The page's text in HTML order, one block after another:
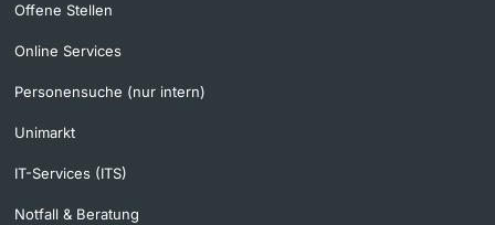
Offene Stellen
Online Services
Personensuche (nur intern)
Unimarkt
IT-Services (ITS)
Notfall & Beratung